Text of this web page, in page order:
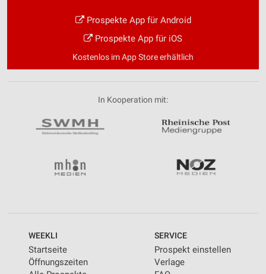
Prospekte App für Android
Prospekte App für iOS
Kostenlos im App Store erhältlich
In Kooperation mit:
WEEKLI
Startseite
Öffnungszeiten
SERVICE
Prospekt einstellen
Verlage